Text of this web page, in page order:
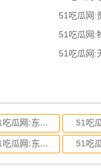
51吃瓜网:
51吃瓜网:
51吃瓜网:
51吃瓜网:东莞到吉林省物流运输,东莞到吉林省物流公司
51吃瓜网:东莞到江苏物流专线运输,东莞到江苏省物流公司